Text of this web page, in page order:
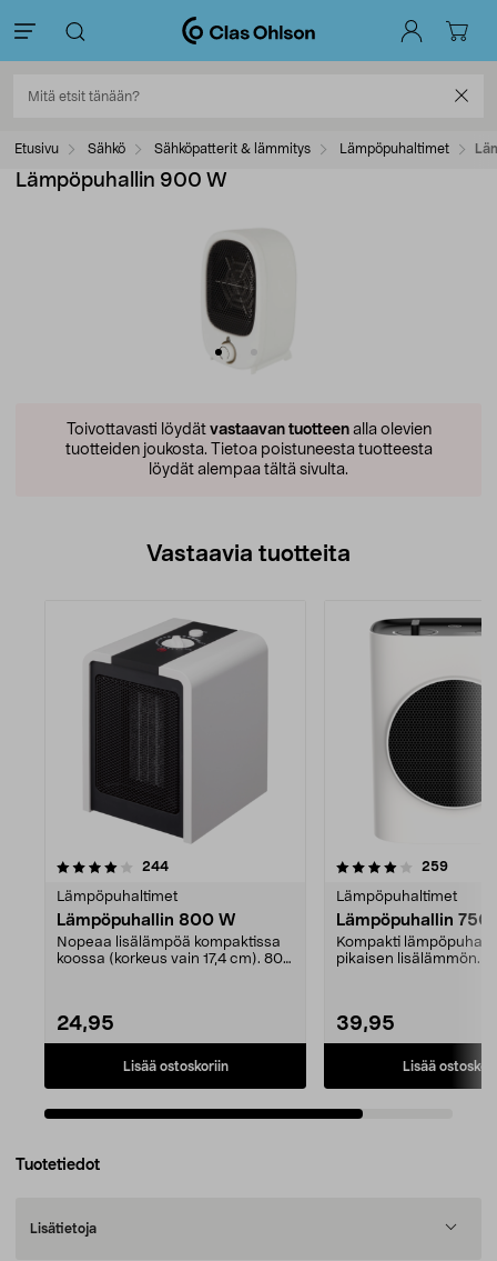
Etusivu Sähkö Sähköpatterit & lämmitys Lämpöpuhaltimet
Lämpöpuhallin 900 W
Toivottavasti löydät vastaavan tuotteenalla olevien
tuotteiden joukosta. Tietoa poistuneesta tuotteesta
löydät alempaa tältä sivulta.
Vastaavia tuotteita
244arvostelut
Lämpöpuhaltimet
Lämpöpuhallin 800 W
Nopeaa lisälämpöä kompaktissa
koossa (korkeus vain 17,4 cm). 800
24,95
Lisää ostoskoriin
4.0viidestä
259
Lämpöpuhaltimet
Lämpöpuhallin
Kompakti
pikaisen lisälämmön. 2
39,95
Lisää
Tuotetiedot
Lisätietoja